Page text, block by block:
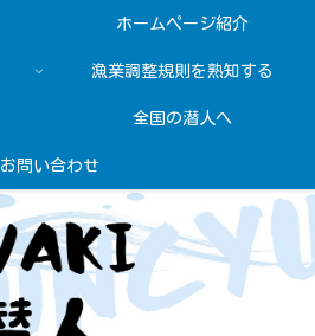
ホームページ紹介
漁業調整規則を熟知する
全国の潜人へ
お問い合わせ